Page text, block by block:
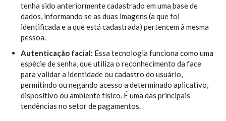
tenha sido anteriormente cadastrado em uma base de
dados, informando se as duas imagens (a que foi
identificada e a que está cadastrada) pertencem à mesma
pessoa.
Autenticação facial: Essa tecnologia funciona como uma
espécie de senha, que utiliza o reconhecimento da face
para validar a identidade ou cadastro do usuário,
permitindo ou negando acesso a determinado aplicativo,
dispositivo ou ambiente físico. É uma das principais
tendências no setor de pagamentos.